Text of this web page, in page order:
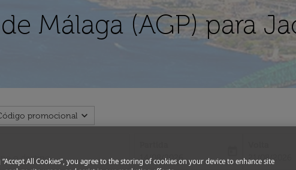
Málaga (AGP) para
promocional expand_more
fc-booking-departure-date-aria-label
14/08/2026
fc-
21/08/2026
“Accept All Cookies”, you agree to the storing of cookies on your device to enhance site